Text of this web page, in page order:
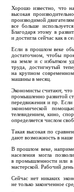
Хорошо известно, что
высокая
производимой
все больше
Благодаря этому в
и достигла сейчас как в
Если в прошлом веке
достаточном, чтобы
на земле и с избытком
труда, достигнутый
на крупном
машины в месяц.
Экономисты считают, что
промышленно развитой
передвижения и пр. Если
экономической
телевидением, кино,
определяется числом
Такая высокая по
дают возможность в
В прошлом веке,
населения могла
в промышленности или в
мастерской. Рабочий
Сейчас нет никаких
не только законченное